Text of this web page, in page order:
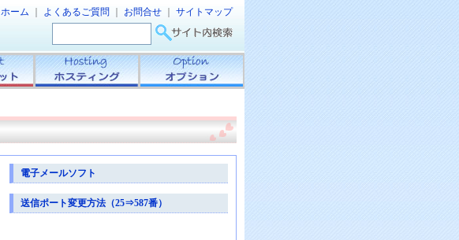
ホーム よくあるご質問 お問合せ サイトマップ
電子メールソフト
送信ポート変更方法（25⇒587番）